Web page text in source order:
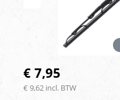
€ 7,95
€ 9,62 incl. BTW